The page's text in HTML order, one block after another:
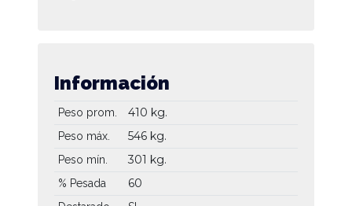
Información
Peso prom. 410 kg.
Peso máx. 546 kg.
Peso mín. 301 kg.
% Pesada 60